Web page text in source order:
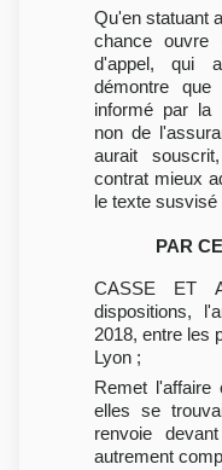
Qu'en statuant
chance ouvre
d'appel, qui
démontre
informé par la
non de
aurait
contrat mieux
le texte susvisé
PAR
CASSE ET
dispositions,
2018, entre les
Lyon ;
Remet
elles se
renvoie
autrement